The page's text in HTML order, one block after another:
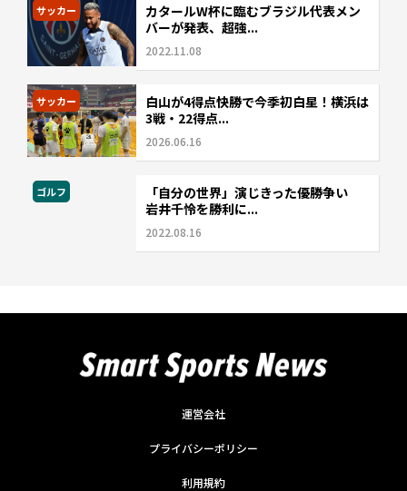
サッカー
カタールW杯に臨むブラジル代表メン
バーが発表、超強...
2022.11.08
サッカー
白山が4得点快勝で今季初白星！横浜は
3戦・22得点...
2026.06.16
ゴルフ
「自分の世界」演じきった優勝争い
岩井千怜を勝利に...
2022.08.16
運営会社
プライバシーポリシー
利用規約